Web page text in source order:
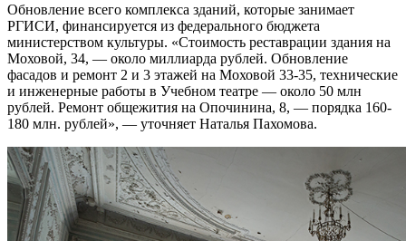
Обновление всего комплекса зданий, которые занимает
РГИСИ, финансируется из федерального бюджета
министерством культуры. «Стоимость реставрации здания на
Моховой, 34, — около миллиарда рублей. Обновление
фасадов и ремонт 2 и 3 этажей на Моховой 33-35, технические
и инженерные работы в Учебном театре — около 50 млн
рублей. Ремонт общежития на Опочинина, 8, — порядка 160-
180 млн. рублей», — уточняет Наталья Пахомова.